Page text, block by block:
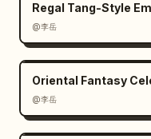
Regal Tang-Style
@李岳
Oriental Fantasy
@李岳